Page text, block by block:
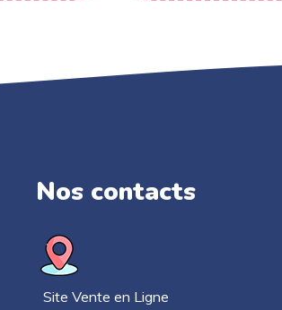
Nos contacts​
Site Vente en Ligne